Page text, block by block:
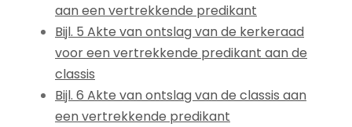
aan een vertrekkende predikant
Bijl. 5 Akte van ontslag van de kerkeraad
voor een vertrekkende predikant aan de
classis
Bijl. 6 Akte van ontslag van de classis aan
een vertrekkende predikant